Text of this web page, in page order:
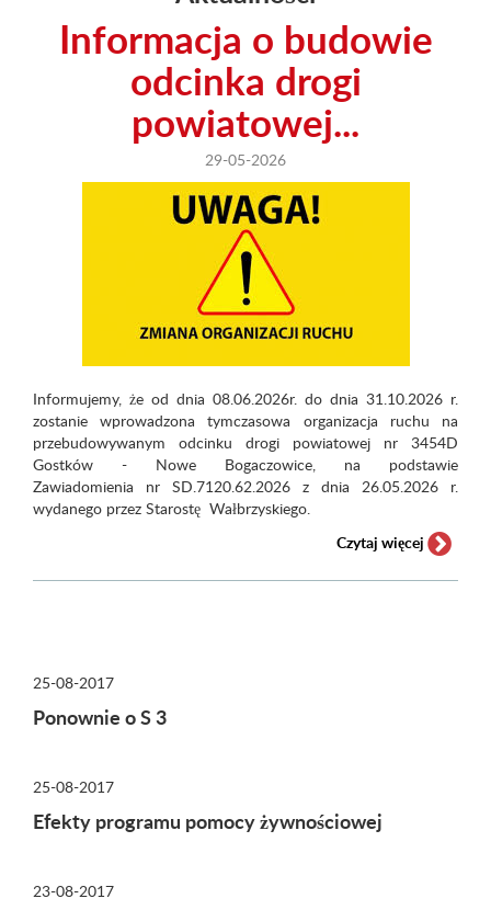
Informacja o budowie
odcinka drogi
powiatowej...
29-05-2026
Informujemy, że od dnia 08.06.2026r. do dnia 31.10.2026 r.
zostanie wprowadzona tymczasowa organizacja ruchu na
przebudowywanym odcinku drogi powiatowej nr 3454D
Gostków - Nowe Bogaczowice, na podstawie
Zawiadomienia nr SD.7120.62.2026 z dnia 26.05.2026 r.
wydanego przez Starostę Wałbrzyskiego.
Czytaj więcej
25-08-2017
Ponownie o S 3
25-08-2017
Efekty programu pomocy żywnościowej
23-08-2017